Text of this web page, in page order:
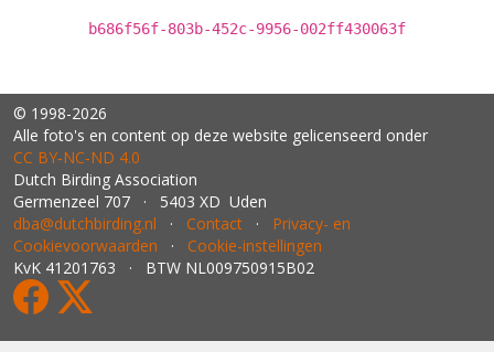
b686f56f-803b-452c-9956-002ff430063f
© 1998-2026
Alle foto's en content op deze website gelicenseerd onder
CC BY‑NC‑ND 4.0
Dutch Birding Association
Germenzeel 707 · 5403 XD Uden
dba@dutchbirding.nl · Contact · Privacy- en
Cookievoorwaarden · Cookie-instellingen
KvK 41201763 · BTW NL009750915B02